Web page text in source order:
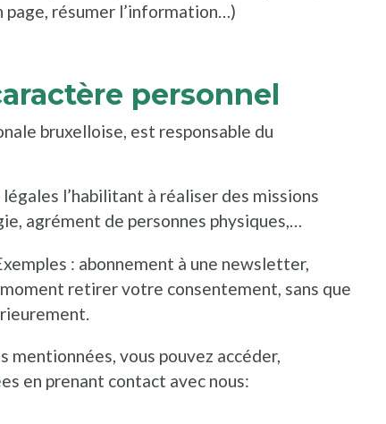
résumer l’information…)
personnel
bruxelloise, est responsable du
l’habilitant à réaliser des missions
agrément de personnes physiques,…
: abonnement à une newsletter,
retirer votre consentement, sans que
mentionnées, vous pouvez accéder,
en prenant contact avec nous: